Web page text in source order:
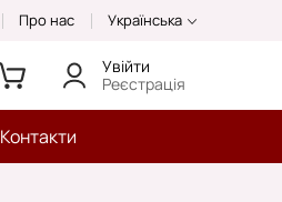
Про нас Українська
Увійти
Реєстрація
Контакти